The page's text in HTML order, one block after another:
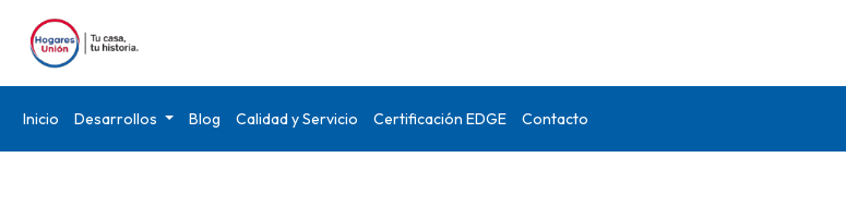
Inicio Desarrollos Blog Calidad y Servicio Certificación EDGE Contacto